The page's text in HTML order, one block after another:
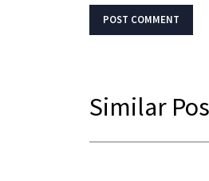
Similar